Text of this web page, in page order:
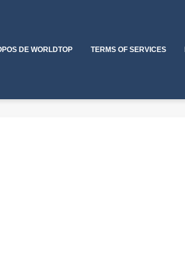
DE WORLDTOP TERMS OF SERVICES